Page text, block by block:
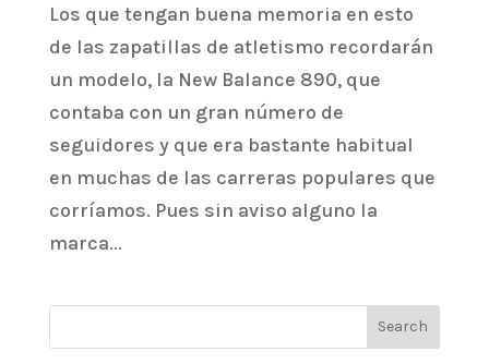
Los que tengan buena memoria en esto
de las zapatillas de atletismo recordarán
un modelo, la New Balance 890, que
contaba con un gran número de
seguidores y que era bastante habitual
en muchas de las carreras populares que
corríamos. Pues sin aviso alguno la
marca...
Search